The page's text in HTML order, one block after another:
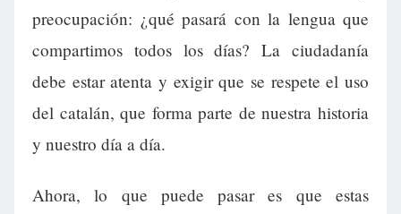
preocupación: ¿qué pasará con la lengua que
compartimos todos los días? La ciudadanía
debe estar atenta y exigir que se respete el uso
del catalán, que forma parte de nuestra historia
y nuestro día a día.
Ahora, lo que puede pasar es que estas